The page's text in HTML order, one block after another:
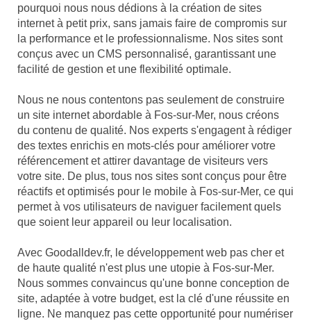
pourquoi nous nous dédions à la création de sites
internet à petit prix, sans jamais faire de compromis sur
la performance et le professionnalisme. Nos sites sont
conçus avec un CMS personnalisé, garantissant une
facilité de gestion et une flexibilité optimale.
Nous ne nous contentons pas seulement de construire
un site internet abordable à Fos-sur-Mer, nous créons
du contenu de qualité. Nos experts s'engagent à rédiger
des textes enrichis en mots-clés pour améliorer votre
référencement et attirer davantage de visiteurs vers
votre site. De plus, tous nos sites sont conçus pour être
réactifs et optimisés pour le mobile à Fos-sur-Mer, ce qui
permet à vos utilisateurs de naviguer facilement quels
que soient leur appareil ou leur localisation.
Avec Goodalldev.fr, le développement web pas cher et
de haute qualité n'est plus une utopie à Fos-sur-Mer.
Nous sommes convaincus qu'une bonne conception de
site, adaptée à votre budget, est la clé d'une réussite en
ligne. Ne manquez pas cette opportunité pour numériser